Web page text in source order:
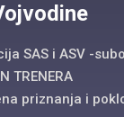
SAS i ASV -
TRENERA
priznanja i